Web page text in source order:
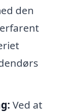
den
Ved at